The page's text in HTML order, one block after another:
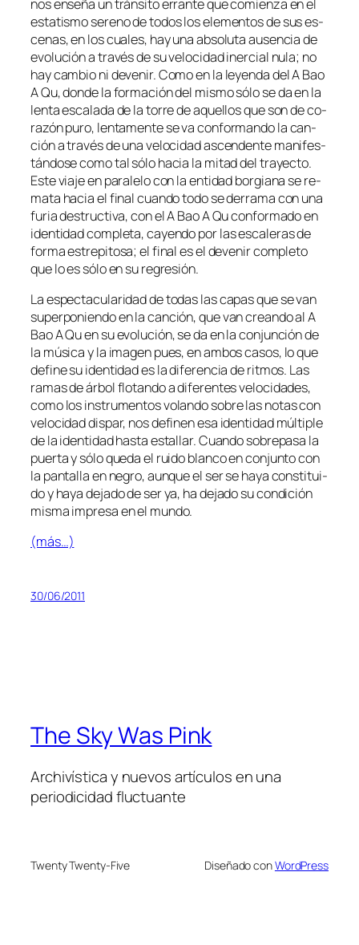
nos en­se­ña un trán­si­to erran­te que co­mien­za en el
es­ta­tis­mo se­reno de to­dos los ele­men­tos de sus es­
ce­nas, en los cua­les, hay una ab­so­lu­ta au­sen­cia de
evo­lu­ción a tra­vés de su ve­lo­ci­dad iner­cial nu­la; no
hay cam­bio ni de­ve­nir. Como en la le­yen­da del A Bao
A Qu, don­de la for­ma­ción del mis­mo só­lo se da en la
len­ta es­ca­la­da de la to­rre de aque­llos que son de co­
ra­zón pu­ro, len­ta­men­te se va con­for­man­do la can­
ción a tra­vés de una ve­lo­ci­dad as­cen­den­te ma­ni­fes­
tán­do­se co­mo tal só­lo ha­cia la mi­tad del tra­yec­to.
Este via­je en pa­ra­le­lo con la en­ti­dad bor­gia­na se re­
ma­ta ha­cia el fi­nal cuan­do to­do se de­rra­ma con una
fu­ria des­truc­ti­va, con el A Bao A Qu con­for­ma­do en
iden­ti­dad com­ple­ta, ca­yen­do por las es­ca­le­ras de
for­ma es­tre­pi­to­sa; el fi­nal es el de­ve­nir com­ple­to
que lo es só­lo en su regresión.
La es­pec­ta­cu­la­ri­dad de to­das las ca­pas que se van
su­per­po­nien­do en la can­ción, que van crean­do al A
Bao A Qu en su evo­lu­ción, se da en la con­jun­ción de
la mú­si­ca y la ima­gen pues, en am­bos ca­sos, lo que
de­fi­ne su iden­ti­dad es la di­fe­ren­cia de rit­mos. Las
ra­mas de ár­bol flo­tan­do a di­fe­ren­tes ve­lo­ci­da­des,
co­mo los ins­tru­men­tos vo­lan­do so­bre las no­tas con
ve­lo­ci­dad dis­par, nos de­fi­nen esa iden­ti­dad múl­ti­ple
de la iden­ti­dad has­ta es­ta­llar. Cuando so­bre­pa­sa la
puer­ta y só­lo que­da el rui­do blan­co en con­jun­to con
la pan­ta­lla en ne­gro, aun­que el ser se ha­ya cons­ti­tui­
do y ha­ya de­ja­do de ser ya, ha de­ja­do su con­di­ción
mis­ma im­pre­sa en el mundo.
(más…)
30/06/2011
The Sky Was Pink
Archivística y nuevos artículos en una
periodicidad fluctuante
Twenty Twenty-Five Diseñado conWordPress